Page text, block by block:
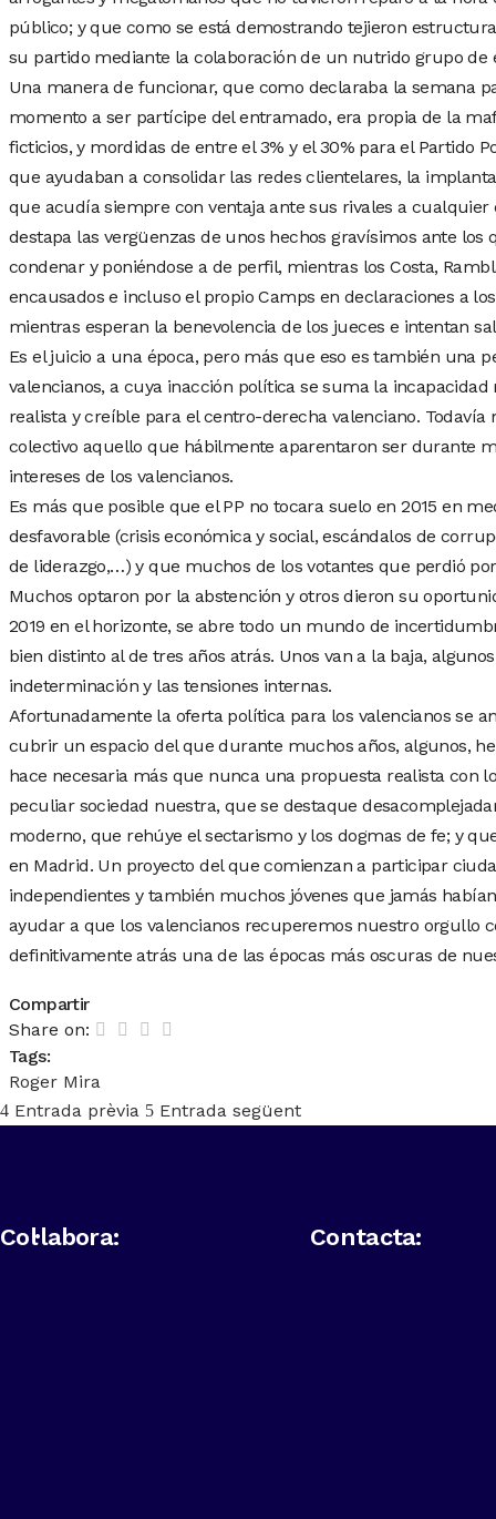
público; y que como se está demostrando tejieron
su partido mediante la colaboración de un nutrido grupo de
Una manera de funcionar, que como declaraba la semana
momento a ser partícipe del entramado, era propia de la
ficticios, y mordidas de entre el 3% y el 30% para el Partido
que ayudaban a consolidar las redes clientelares, la
que acudía siempre con ventaja ante sus rivales a
destapa las vergüenzas de unos hechos gravísimos ante los
condenar y poniéndose a de perfil, mientras los Costa,
encausados e incluso el propio Camps en declaraciones a
mientras esperan la benevolencia de los jueces e intentan
Es el juicio a una época, pero más que eso es también una
valencianos, a cuya inacción política se suma la
realista y creíble para el centro-derecha valenciano.
colectivo aquello que hábilmente aparentaron ser durante
intereses de los valencianos.
Es más que posible que el PP no tocara suelo en 2015 en
desfavorable (crisis económica y social, escándalos de
de liderazgo,…) y que muchos de los votantes que perdió
Muchos optaron por la abstención y otros dieron su
2019 en el horizonte, se abre todo un mundo de
bien distinto al de tres años atrás. Unos van a la baja,
indeterminación y las tensiones internas.
Afortunadamente la oferta política para los valencianos se
cubrir un espacio del que durante muchos años, algunos,
hace necesaria más que nunca una propuesta realista con
peculiar sociedad nuestra, que se destaque
moderno, que rehúye el sectarismo y los dogmas de fe; y
en Madrid. Un proyecto del que comienzan a participar
independientes y también muchos jóvenes que jamás
ayudar a que los valencianos recuperemos nuestro orgullo
definitivamente atrás una de las épocas más oscuras de
Compartir
Share on:
Tags:
Roger Mira
Entrada prèvia
Entrada següent
Col·labora: Contacta: